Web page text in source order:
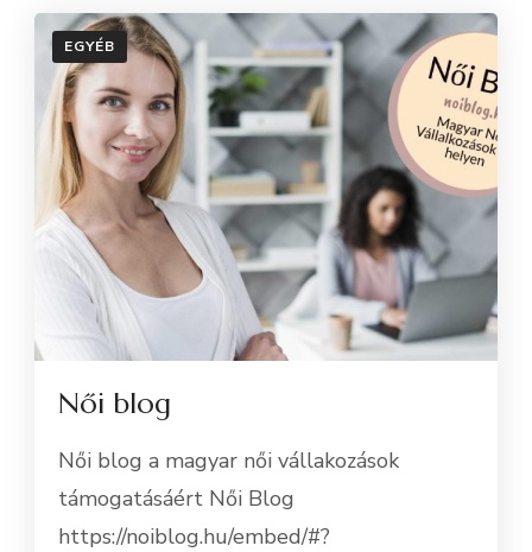
EGYÉB
Női blog
Női blog a magyar női vállakozások
támogatásáért Női Blog
https://noiblog.hu/embed/#?